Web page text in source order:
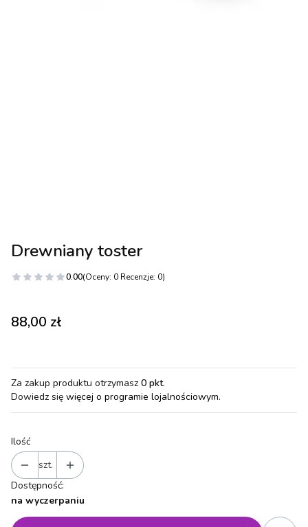
Drewniany toster
0.00(Oceny: 0 Recenzje: 0)
Cena
88,00 zł
Za zakup produktu otrzymasz 0 pkt.
Dowiedz się więcej o programie lojalnościowym.
Ilość
szt.
Dostępność:
na wyczerpaniu